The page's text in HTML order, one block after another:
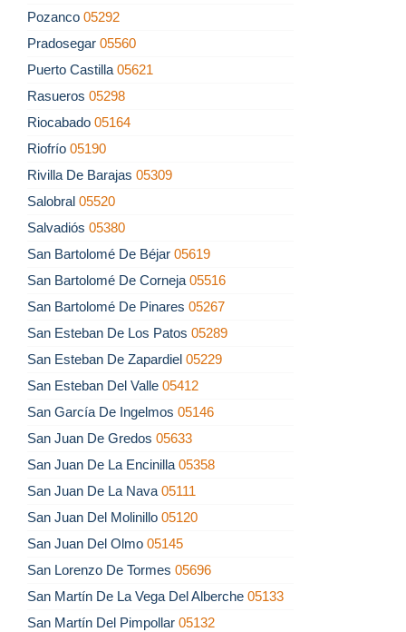
Pozanco 05292
Pradosegar 05560
Puerto Castilla 05621
Rasueros 05298
Riocabado 05164
Riofrío 05190
Rivilla De Barajas 05309
Salobral 05520
Salvadiós 05380
San Bartolomé De Béjar 05619
San Bartolomé De Corneja 05516
San Bartolomé De Pinares 05267
San Esteban De Los Patos 05289
San Esteban De Zapardiel 05229
San Esteban Del Valle 05412
San García De Ingelmos 05146
San Juan De Gredos 05633
San Juan De La Encinilla 05358
San Juan De La Nava 05111
San Juan Del Molinillo 05120
San Juan Del Olmo 05145
San Lorenzo De Tormes 05696
San Martín De La Vega Del Alberche 05133
San Martín Del Pimpollar 05132